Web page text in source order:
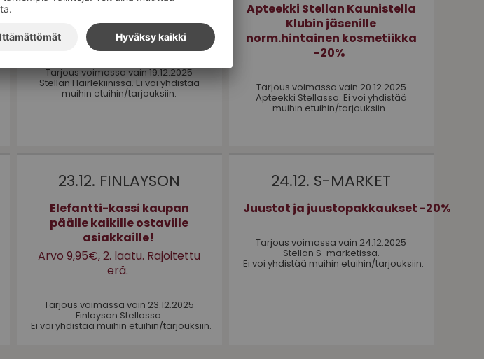
(Mainitse kassalla Stellan
joulukalenteri saadaksesi
alennuksen.)
Tarjous voimassa vain 19.12.2025
Stellan Hairlekiinissa. Ei voi yhdistää
muihin etuihin/tarjouksiin.
Apteekki Stellan Kaunistella
Klubin jäsenille
norm.hintainen kosmetiikka
-20%
Tarjous voimassa vain 20.12.2025
Apteekki Stellassa. Ei voi yhdistää
muihin etuihin/tarjouksiin.
23.12. FINLAYSON
Elefantti-kassi kaupan
päälle kaikille ostaville
asiakkaille!
Arvo 9,95€, 2. laatu. Rajoitettu
erä.
Tarjous voimassa vain 23.12.2025
Finlayson Stellassa.
Ei voi yhdistää muihin etuihin/tarjouksiin.
24.12. S-MARKET
Juustot ja juustopakkaukset -20%
Tarjous voimassa vain 24.12.2025
Stellan S-marketissa.
Ei voi yhdistää muihin etuihin/tarjouksiin.